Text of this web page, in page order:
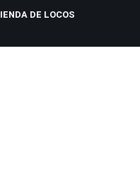
DE LOCOS